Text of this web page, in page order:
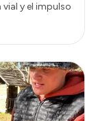
y el impulso